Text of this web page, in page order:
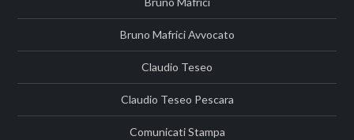
Bruno Mafrici Avvocato
Claudio Teseo
Claudio Teseo Pescara
Comunicati Stampa